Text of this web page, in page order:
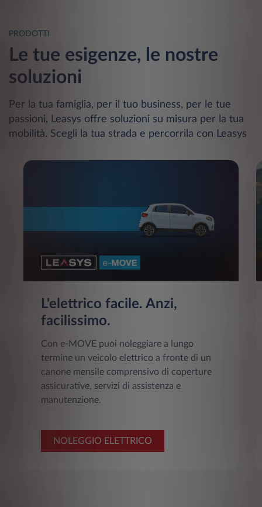
PRODOTTI
Le tue esigenze, le nostre
soluzioni
Per la tua famiglia, per il tuo business, per le tue
passioni, Leasys offre soluzioni su misura per la tua
mobilità. Scegli la tua strada e percorrila con Leasys
L'elettrico facile. Anzi,
facilissimo.
Con e-MOVE puoi noleggiare a lungo
termine un veicolo elettrico a fronte di un
canone mensile comprensivo di coperture
assicurative, servizi di assistenza e
manutenzione.
NOLEGGIO ELETTRICO